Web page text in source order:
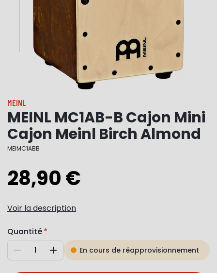
MEINL
MEINL MC1AB-B Cajon Mini
Cajon Meinl Birch Almond
MEIMC1ABB
28,90 €
Voir la description
Quantité
Diminuer AugmenterEn cours de réapprovisionnement